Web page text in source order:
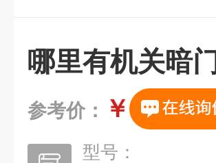
哪里有机关暗门
参考价： ￥
型号：